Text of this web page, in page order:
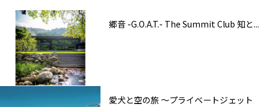
郷音 -G.O.A.T.- The Summit Club 知と...
愛犬と空の旅 ～プライベートジェット